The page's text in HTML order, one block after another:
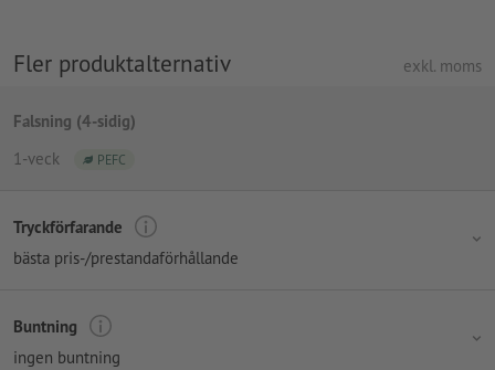
Fler produktalternativ exkl. moms
Falsning (4-sidig)
1-veck
PEFC
Tryckförfarande
bästa pris-/prestandaförhållande
Buntning
ingen buntning